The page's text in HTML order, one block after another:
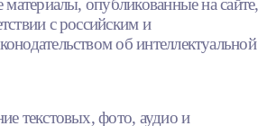
опубликованные на сайте,
с российским и
об интеллектуальной
текстовых, фото, аудио и